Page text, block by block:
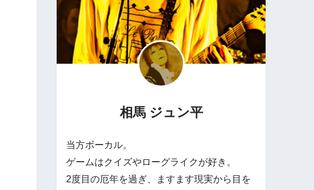
相馬 ジュン平
当方ボーカル。
ゲームはクイズやローグライクが好き。
2度目の厄年を過ぎ、ますます現実から目を